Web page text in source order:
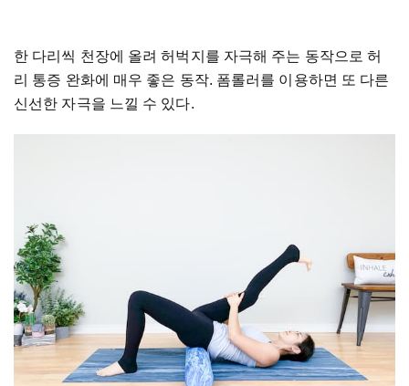
한 다리씩 천장에 올려 허벅지를 자극해 주는 동작으로 허
리 통증 완화에 매우 좋은 동작. 폼롤러를 이용하면 또 다른
신선한 자극을 느낄 수 있다.